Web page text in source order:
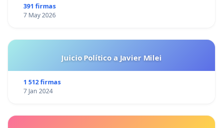
391 firmas
7 May 2026
Juicio Político a Javier Milei
1 512 firmas
7 Jan 2024